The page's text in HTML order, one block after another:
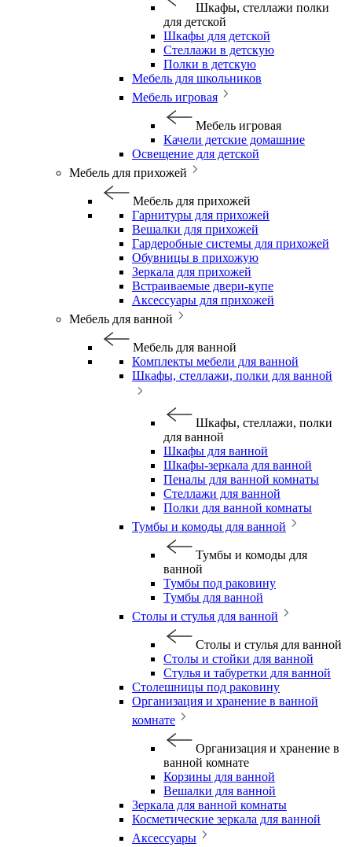
Шкафы, стеллажи полки
для детской
Шкафы для детской
Стеллажи в детскую
Полки в детскую
Мебель для школьников
Мебель игровая
Мебель игровая
Качели детские домашние
Освещение для детской
Мебель для прихожей
Мебель для прихожей
Гарнитуры для прихожей
Вешалки для прихожей
Гардеробные системы для прихожей
Обувницы в прихожую
Зеркала для прихожей
Встраиваемые двери-купе
Аксессуары для прихожей
Мебель для ванной
Мебель для ванной
Комплекты мебели для ванной
Шкафы, стеллажи, полки для ванной
Шкафы, стеллажи, полки
для ванной
Шкафы для ванной
Шкафы-зеркала для ванной
Пеналы для ванной комнаты
Стеллажи для ванной
Полки для ванной комнаты
Тумбы и комоды для ванной
Тумбы и комоды для
ванной
Тумбы под раковину
Тумбы для ванной
Столы и стулья для ванной
Столы и стулья для ванной
Столы и стойки для ванной
Стулья и табуретки для ванной
Столешницы под раковину
Организация и хранение в ванной
комнате
Организация и хранение в
ванной комнате
Корзины для ванной
Вешалки для ванной
Зеркала для ванной комнаты
Косметические зеркала для ванной
Аксессуары